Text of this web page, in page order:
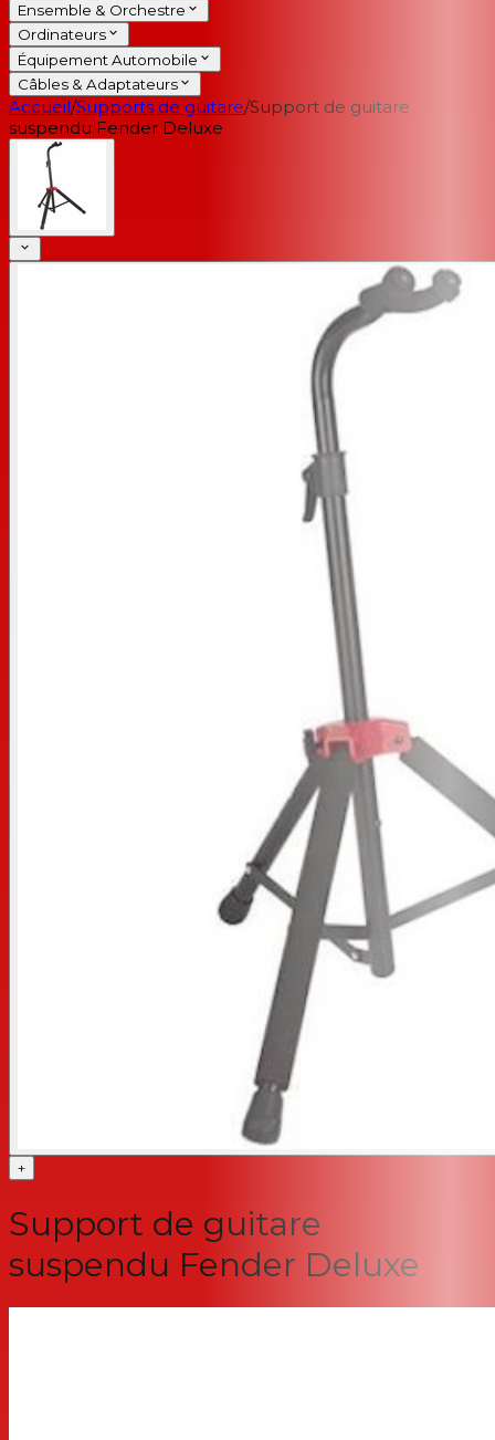
Ensemble & Orchestre
Ordinateurs
Équipement Automobile
Câbles & Adaptateurs
Accueil/Supports de guitare/Support de guitare
suspendu Fender Deluxe
+
Support de guitare
suspendu Fender Deluxe